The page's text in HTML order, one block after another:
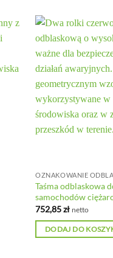
OZNAKOWANIE
Taśma odblaskowa
samochodów
752,85zł netto
DODAJ DO